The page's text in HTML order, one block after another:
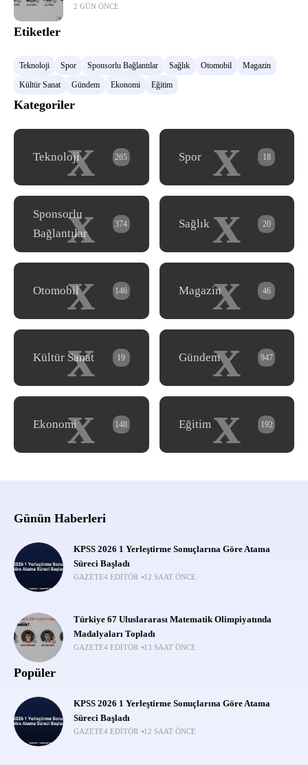
2 GÜN ÖNCE
Etiketler
Teknoloji Spor Sponsorlu Bağlantılar Sağlık Otomobil
Magazin
Kültür Sanat
Gündem Ekonomi Eğitim
Kategoriler
x
Teknoloji 265 x
Spor 18
x
Sponsorlu
Bağlantılar
374 x
Sağlık 20
x
Otomobil 146 x
Magazin 46
x
Kültür Sanat 19 x
Gündem 947
x
Ekonomi 148 x
Eğitim 192
Günün Haberleri
KPSS 2026 1 Yerleştirme Sonuçlarına Göre Atama
Süreci Başladı
GAZETE4 EDITÖR 12 SAAT ÖNCE
Türkiye 67 Uluslararası Matematik Olimpiyatında
Madalyaları Topladı
GAZETE4 EDITÖR 13 SAAT ÖNCE
Popüler
KPSS 2026 1 Yerleştirme Sonuçlarına Göre Atama
Süreci Başladı
GAZETE4 EDITÖR 12 SAAT ÖNCE